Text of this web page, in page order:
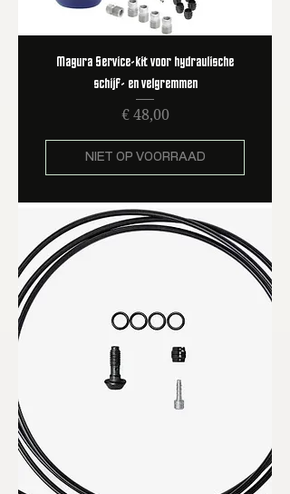
Magura Service-kit voor hydraulische
schijf- en velgremmen
Prijs
€ 48,00
NIET OP VOORRAAD